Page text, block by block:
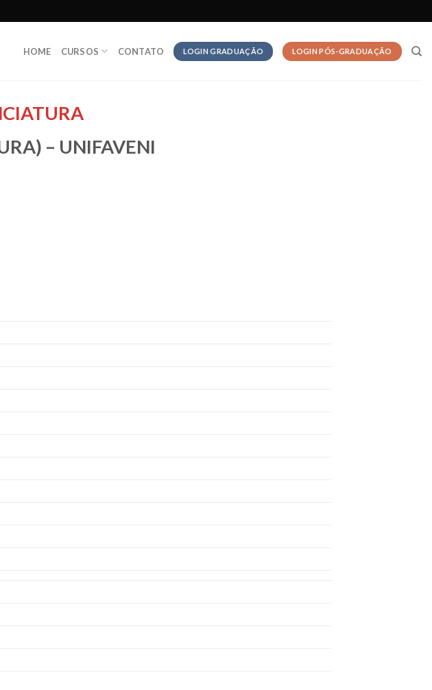
HOME CURSOS CONTATO LOGIN GRADUAÇÃO LOGIN PÓS-GRADUAÇÃO
– UNIFAVENI